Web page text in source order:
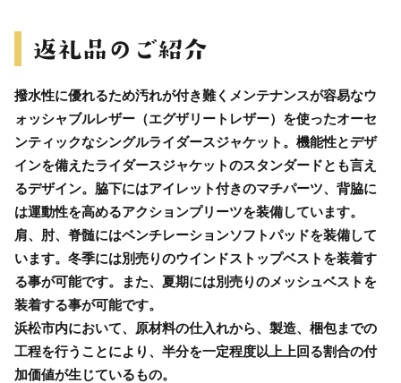
撥水性に優れるため汚れが付き難くメンテナンスが容易なウ
ォッシャブルレザー（エグザリートレザー）を使ったオーセ
ンティックなシングルライダースジャケット。機能性とデザ
インを備えたライダースジャケットのスタンダードとも言え
るデザイン。脇下にはアイレット付きのマチパーツ、背脇に
は運動性を高めるアクションプリーツを装備しています。
肩、肘、脊髄にはベンチレーションソフトパッドを装備して
います。冬季には別売りのウインドストップベストを装着す
る事が可能です。また、夏期には別売りのメッシュベストを
装着する事が可能です。
浜松市内において、原材料の仕入れから、製造、梱包までの
工程を行うことにより、半分を一定程度以上上回る割合の付
加価値が生じているもの。